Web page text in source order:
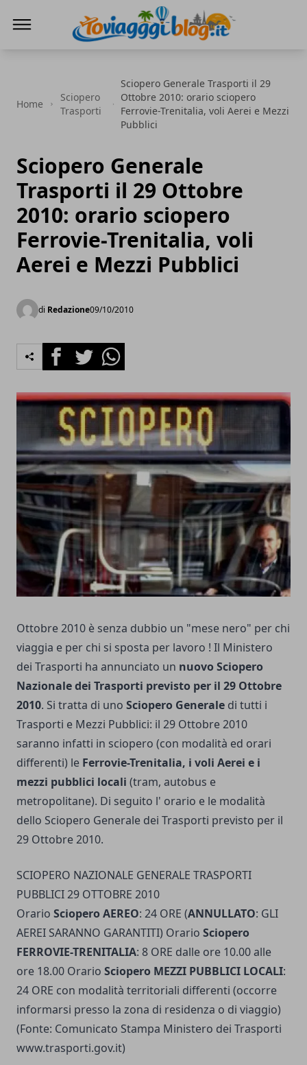
Home
Sciopero
Trasporti
Sciopero Generale Trasporti il 29
Ottobre 2010: orario sciopero
Ferrovie-Trenitalia, voli Aerei e Mezzi
Pubblici
Sciopero Generale
Trasporti il 29 Ottobre
2010: orario sciopero
Ferrovie-Trenitalia, voli
Aerei e Mezzi Pubblici
di Redazione09/10/2010
FacebookTwitterWhatsapp
Ottobre 2010 è senza dubbio un "mese nero" per chi
viaggia e per chi si sposta per lavoro ! Il Ministero
dei Trasporti ha annunciato un nuovo Sciopero
Nazionale dei Trasporti previsto per il 29 Ottobre
2010. Si tratta di uno Sciopero Generale di tutti i
Trasporti e Mezzi Pubblici: il 29 Ottobre 2010
saranno infatti in sciopero (con modalità ed orari
differenti) le Ferrovie-Trenitalia, i voli Aerei e i
mezzi pubblici locali (tram, autobus e
metropolitane). Di seguito l' orario e le modalità
dello Sciopero Generale dei Trasporti previsto per il
29 Ottobre 2010.
SCIOPERO NAZIONALE GENERALE TRASPORTI
PUBBLICI 29 OTTOBRE 2010
Orario Sciopero AEREO: 24 ORE (ANNULLATO: GLI
AEREI SARANNO GARANTITI) Orario Sciopero
FERROVIE-TRENITALIA: 8 ORE dalle ore 10.00 alle
ore 18.00 Orario Sciopero MEZZI PUBBLICI LOCALI:
24 ORE con modalità territoriali differenti (occorre
informarsi presso la zona di residenza o di viaggio)
(Fonte: Comunicato Stampa Ministero dei Trasporti
www.trasporti.gov.it)